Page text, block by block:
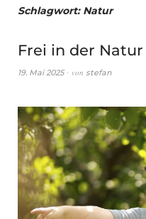
Schlagwort: Natur
Frei in der Natur
19. Mai 2025 von stefan